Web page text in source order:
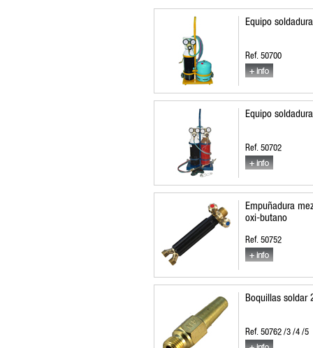
Equipo
Ref. 50700
Equipo
Ref. 50702
Empuñadura
oxi-butano
Ref. 50752
Boquillas soldar
Ref. 50762 /3 /4 /5